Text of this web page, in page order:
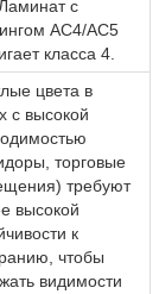
с
AC4/AC5
класса 4.
цвета в
с высокой
торговые
требуют
высокой
к
чтобы
видимости